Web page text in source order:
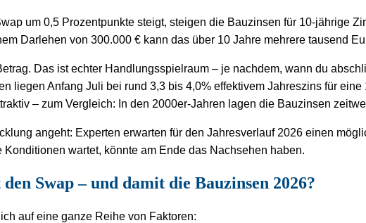
um 0,5 Prozentpunkte steigt, steigen die Bauzinsen für 10-jährige
Darlehen von 300.000 € kann das über 10 Jahre mehrere tausend
Das ist echter Handlungsspielraum – je nachdem, wann du
liegen Anfang Juli bei rund 3,3 bis 4,0% effektivem Jahreszins für
– zum Vergleich: In den 2000er-Jahren lagen die Bauzinsen
angeht: Experten erwarten für den Jahresverlauf 2026 einen
Konditionen wartet, könnte am Ende das Nachsehen haben.
Swap – und damit die Bauzinsen 2026?
auf eine ganze Reihe von Faktoren: